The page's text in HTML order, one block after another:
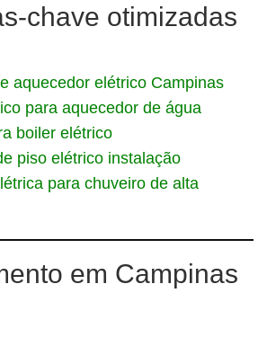
chave otimizadas
aquecedor elétrico Campinas
para aquecedor de água
boiler elétrico
piso elétrico instalação
para chuveiro de alta
em Campinas